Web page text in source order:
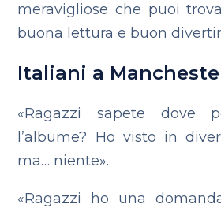
meravigliose che puoi
buona lettura e buon
Italiani a
«Ragazzi sapete dove
l’albume? Ho visto in
ma… niente».
«Ragazzi ho una